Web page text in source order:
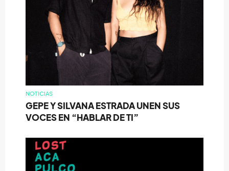
NOTICIAS
GEPE Y SILVANA ESTRADA UNEN SUS
VOCES EN “HABLAR DE TI”